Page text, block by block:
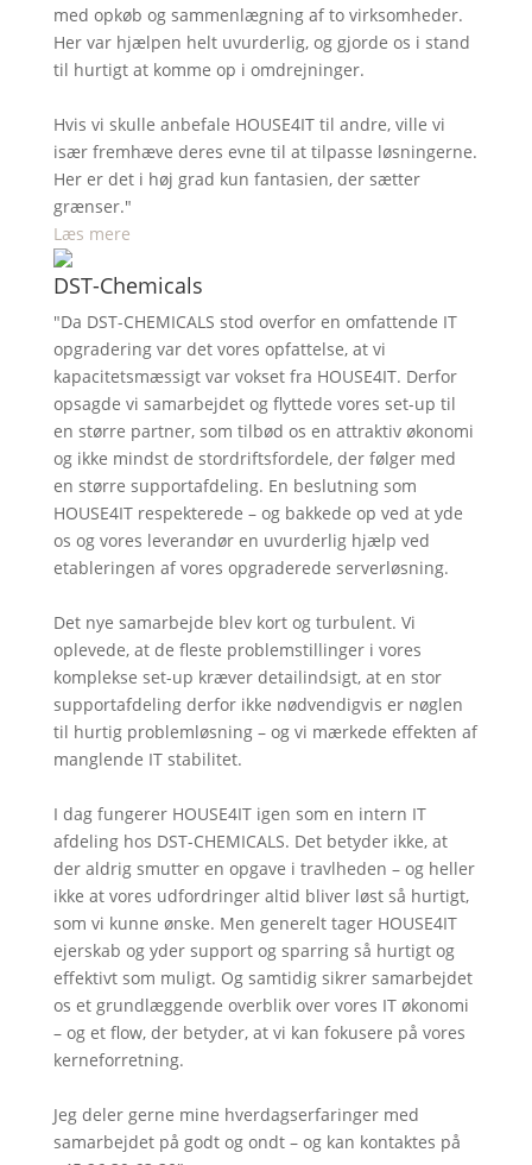
med opkøb og sammenlægning af to virksomheder.
Her var hjælpen helt uvurderlig, og gjorde os i stand
til hurtigt at komme op i omdrejninger.
Hvis vi skulle anbefale HOUSE4IT til andre, ville vi
især fremhæve deres evne til at tilpasse løsningerne.
Her er det i høj grad kun fantasien, der sætter
grænser."
Læs mere
DST-Chemicals
"Da DST-CHEMICALS stod overfor en omfattende IT
opgradering var det vores opfattelse, at vi
kapacitetsmæssigt var vokset fra HOUSE4IT. Derfor
opsagde vi samarbejdet og flyttede vores set-up til
en større partner, som tilbød os en attraktiv økonomi
og ikke mindst de stordriftsfordele, der følger med
en større supportafdeling. En beslutning som
HOUSE4IT respekterede – og bakkede op ved at yde
os og vores leverandør en uvurderlig hjælp ved
etableringen af vores opgraderede serverløsning.
Det nye samarbejde blev kort og turbulent. Vi
oplevede, at de fleste problemstillinger i vores
komplekse set-up kræver detailindsigt, at en stor
supportafdeling derfor ikke nødvendigvis er nøglen
til hurtig problemløsning – og vi mærkede effekten af
manglende IT stabilitet.
I dag fungerer HOUSE4IT igen som en intern IT
afdeling hos DST-CHEMICALS. Det betyder ikke, at
der aldrig smutter en opgave i travlheden – og heller
ikke at vores udfordringer altid bliver løst så hurtigt,
som vi kunne ønske. Men generelt tager HOUSE4IT
ejerskab og yder support og sparring så hurtigt og
effektivt som muligt. Og samtidig sikrer samarbejdet
os et grundlæggende overblik over vores IT økonomi
– og et flow, der betyder, at vi kan fokusere på vores
kerneforretning.
Jeg deler gerne mine hverdagserfaringer med
samarbejdet på godt og ondt – og kan kontaktes på